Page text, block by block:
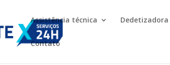
Assistência técnica Dedetizadora
Contato